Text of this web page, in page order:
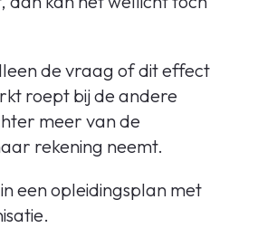
de vraag of dit effect
roept bij de andere
meer van de
rekening neemt.
een opleidingsplan met